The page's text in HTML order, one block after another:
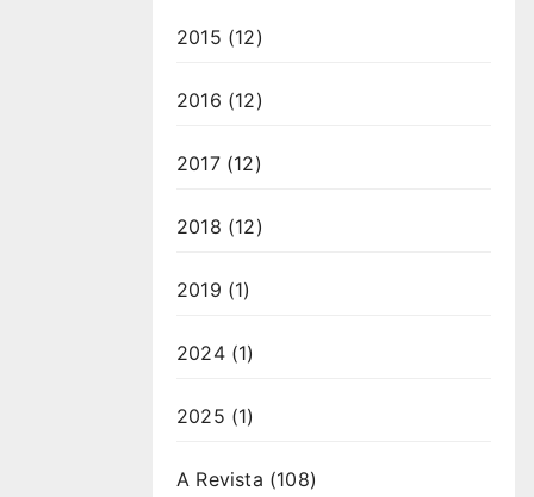
2015 (12)
2016 (12)
2017(12)
2018 (12)
2019 (1)
2024(1)
2025 (1)
A Revista (108)